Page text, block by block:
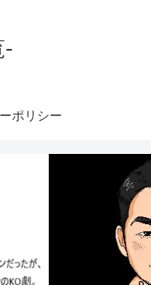
ポリシー